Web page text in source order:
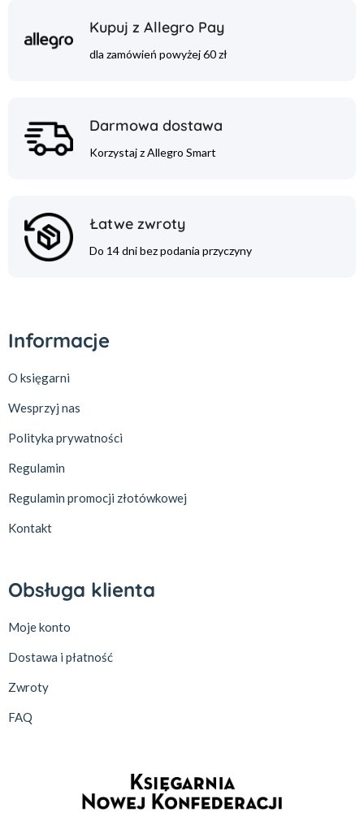
Kupuj z Allegro Pay
dla zamówień powyżej 60 zł
Darmowa dostawa
Korzystaj z Allegro Smart
Łatwe zwroty
Do 14 dni bez podania przyczyny
Informacje
O księgarni
Wesprzyj nas
Polityka prywatności
Regulamin
Regulamin promocji złotówkowej
Kontakt
Obsługa klienta
Moje konto
Dostawa i płatność
Zwroty
FAQ